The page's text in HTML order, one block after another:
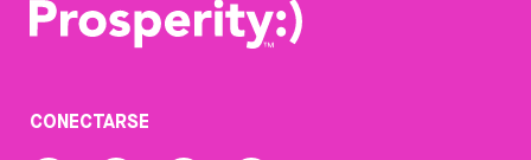
CONECTARSE